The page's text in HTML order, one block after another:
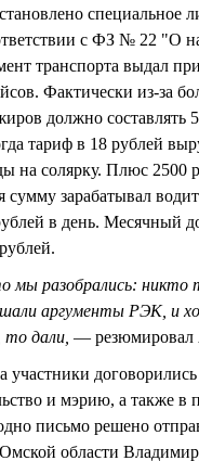
специальное
с ФЗ № 22 "О
транспорта выдал
Фактически из-за
должно составлять
тариф в 18 рублей
на солярку. Плюс 2500
зарабатывал
в день. Месячный
мы разобрались: никто
аргументы РЭК, и
дали, —
участники
и мэрию, а также в
письмо решено
области